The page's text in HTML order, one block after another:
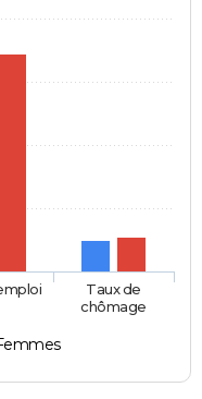
Taux de
chômage